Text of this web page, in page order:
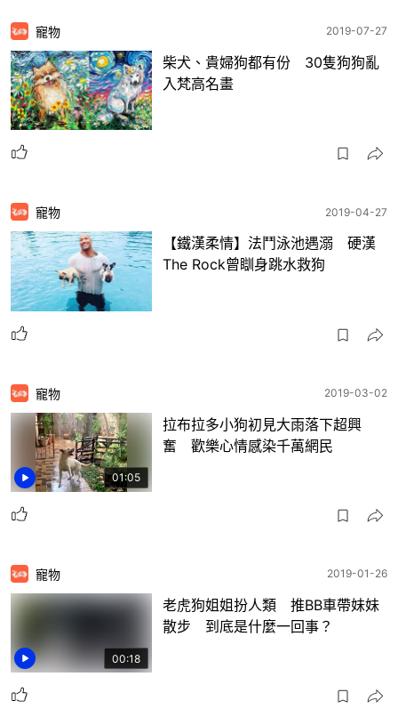
寵物 2019-07-27
柴犬、貴婦狗都有份 30隻狗狗亂
入梵高名畫
寵物 2019-04-27
【鐵漢柔情】法鬥泳池遇溺 硬漢
The Rock曾瞓身跳水救狗
01:05
寵物 2019-03-02
拉布拉多小狗初見大雨落下超興
奮 歡樂心情感染千萬網民
00:18
寵物 2019-01-26
老虎狗姐姐扮人類 推BB車帶妹妹
散步 到底是什麼一回事？